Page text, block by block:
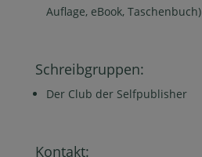
Auflage, eBook, Taschenbuch)
Schreibgruppen:
Der Club der Selfpublisher
Kontakt: